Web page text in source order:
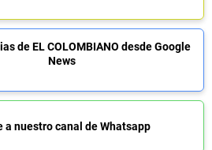
de EL COLOMBIANO desde Google
News
a nuestro canal de Whatsapp